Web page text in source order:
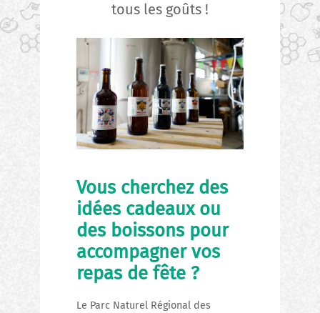
tous les goûts !
Vous cherchez des
idées cadeaux ou
des boissons pour
accompagner vos
repas de fête ?
Le Parc Naturel Régional des